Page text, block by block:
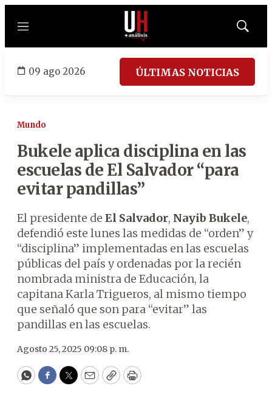
Menú
Mostrar
09 ago 2026 ÚLTIMAS NOTICIAS
Mundo
Bukele aplica disciplina en las
escuelas de El Salvador “para
evitar pandillas”
El presidente de El Salvador, Nayib Bukele,
defendió este lunes las medidas de “orden” y
“disciplina” implementadas en las escuelas
públicas del país y ordenadas por la recién
nombrada ministra de Educación, la
capitana Karla Trigueros, al mismo tiempo
que señaló que son para “evitar” las
pandillas en las escuelas.
Agosto 25, 2025 09:08 p. m.
WhatsApp
Facebook
Twitter
EmailCopyPrint